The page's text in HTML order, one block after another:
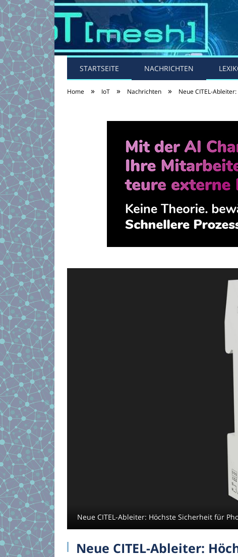
STARTSEITE NACHRICHTEN
Home » IoT » Nachrichten » Neue CITEL-
Neue CITEL-Ableiter: Höchste Sicherheit für
Neue CITEL-Ableiter: